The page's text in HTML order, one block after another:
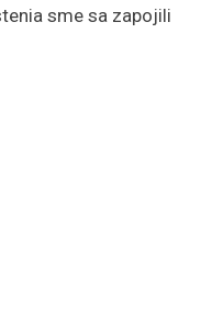
sme sa zapojili